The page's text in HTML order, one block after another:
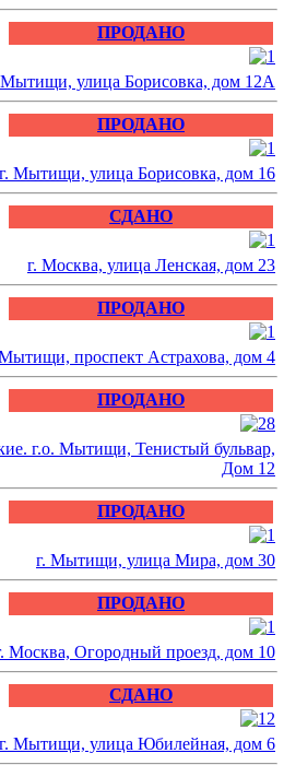
ПРОДАНО
Мытищи, улица Борисовка, дом 12А
ПРОДАНО
г. Мытищи, улица Борисовка, дом 16
СДАНО
г. Москва, улица Ленская, дом 23
ПРОДАНО
проспект Астрахова, дом 4
ПРОДАНО
г.о. Мытищи, Тенистый бульвар,
Дом 12
ПРОДАНО
г. Мытищи, улица Мира, дом 30
ПРОДАНО
Москва, Огородный проезд, дом 10
СДАНО
г. Мытищи, улица Юбилейная, дом 6